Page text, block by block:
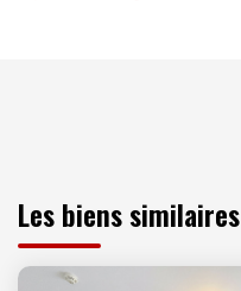
Les biens similaires